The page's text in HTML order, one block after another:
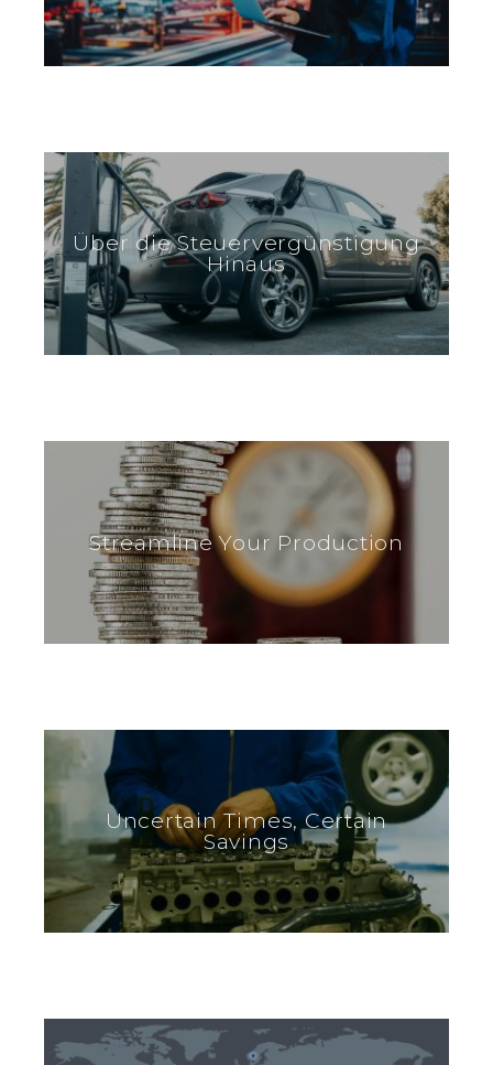
Über die Steuervergünstigung
Hinaus
Streamline Your Production
Uncertain Times, Certain
Savings